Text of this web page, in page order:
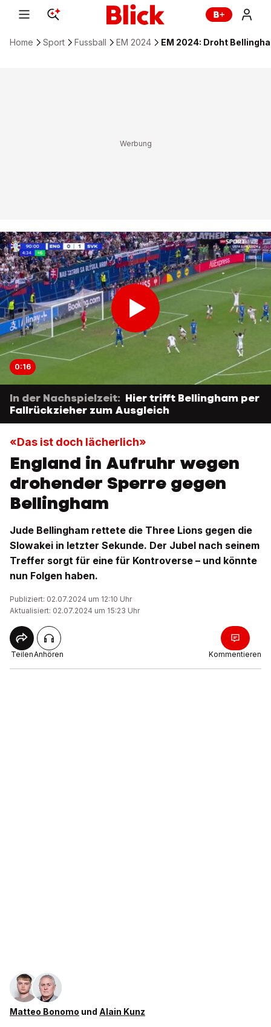
Home Sport Fussball EM 2024 EM 2024: Droht
0:16
In der Nachspielzeit: Hier trifft Bellingham per
Fallrückzieher zum Ausgleich
«Das ist doch lächerlich»
England in Aufruhr wegen
drohender Sperre gegen
Bellingham
Jude Bellingham rettete die Three Lions gegen die
Slowakei in letzter Sekunde. Der Jubel nach seinem
Treffer sorgt für eine für Kontroverse – und könnte
nun Folgen haben.
Publiziert: 02.07.2024 um 12:10 Uhr
Aktualisiert: 02.07.2024 um 15:23 Uhr
TeilenAnhören Kommentieren
Matteo Bonomo und Alain Kunz